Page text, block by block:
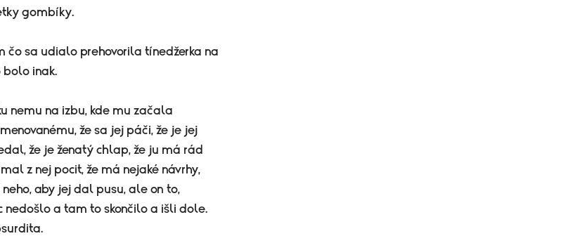
gombíky.
čo sa udialo prehovorila tínedžerka na
bolo inak.
nemu na izbu, kde mu začala
že sa jej páči, že je jej
že je ženatý chlap, že ju má rád
z nej pocit, že má nejaké návrhy,
aby jej dal pusu, ale on to,
nedošlo a tam to skončilo a išli dole.